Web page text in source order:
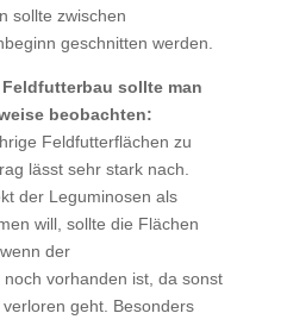
sollte zwischen
geschnitten werden.
sollte man
beobachten:
Feldfutterflächen zu
lässt sehr stark nach.
der Leguminosen als
will, sollte die Flächen
der
vorhanden ist, da sonst
geht. Besonders